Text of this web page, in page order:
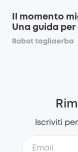
Il momento
Una guida
Robot tagliaerba
Iscriviti